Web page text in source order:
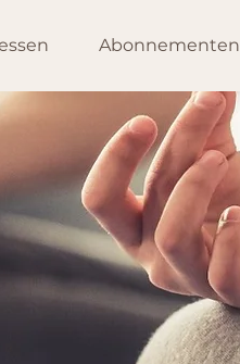
Abonnementen